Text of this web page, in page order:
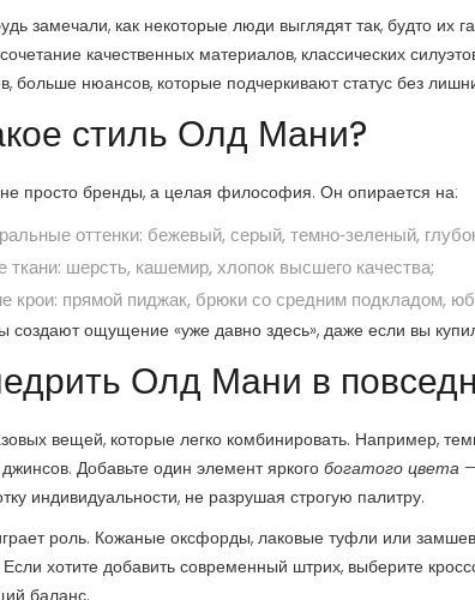
замечали, как некоторые люди выглядят так, будто
качественных материалов, классических
больше нюансов, которые подчеркивают статус без
стиль Олд Мани?
просто бренды, а целая философия. Он опирается на:
оттенки: бежевый, серый, темно‑зеленый,
ткани: шерсть, кашемир, хлопок высшего качества;
крои: прямой пиджак, брюки со средним подкладом,
создают ощущение «уже давно здесь», даже если вы
Олд Мани в
вещей, которые легко комбинировать. Например,
Добавьте один элемент яркого богатого цвета
индивидуальности, не разрушая строгую палитру.
роль. Кожаные оксфорды, лаковые туфли или
Если хотите добавить современный штрих, выберите
баланс.